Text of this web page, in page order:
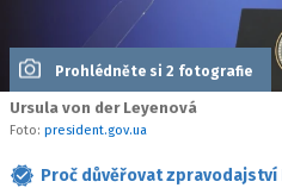
Prohlédněte si 2 fotografie
Ursula von der Leyenová
Foto: president.gov.ua
Proč důvěřovat zpravodajství